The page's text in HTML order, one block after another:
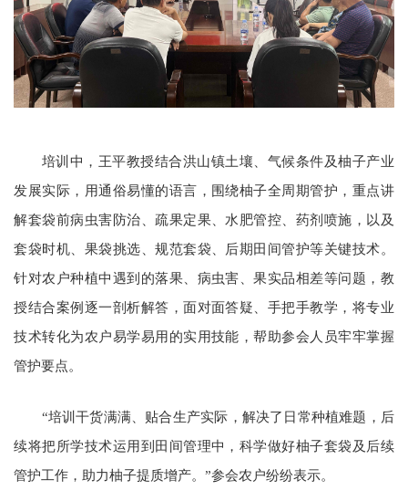
培训中，王平教授结合洪山镇土壤、气候条件及柚子产业
发展实际，用通俗易懂的语言，围绕柚子全周期管护，重点讲
解套袋前病虫害防治、疏果定果、水肥管控、药剂喷施，以及
套袋时机、果袋挑选、规范套袋、后期田间管护等关键技术。
针对农户种植中遇到的落果、病虫害、果实品相差等问题，教
授结合案例逐一剖析解答，面对面答疑、手把手教学，将专业
技术转化为农户易学易用的实用技能，帮助参会人员牢牢掌握
管护要点。
“培训干货满满、贴合生产实际，解决了日常种植难题，后
续将把所学技术运用到田间管理中，科学做好柚子套袋及后续
管护工作，助力柚子提质增产。”参会农户纷纷表示。